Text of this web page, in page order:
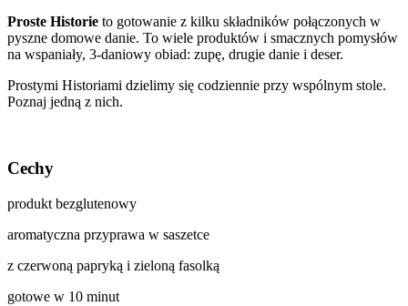
Proste Historie to gotowanie z kilku składników połączonych w
pyszne domowe danie. To wiele produktów i smacznych pomysłów
na wspaniały, 3-daniowy obiad: zupę, drugie danie i deser.
Prostymi Historiami dzielimy się codziennie przy wspólnym stole.
Poznaj jedną z nich.
Cechy
produkt bezglutenowy
aromatyczna przyprawa w saszetce
z czerwoną papryką i zieloną fasolką
gotowe w 10 minut